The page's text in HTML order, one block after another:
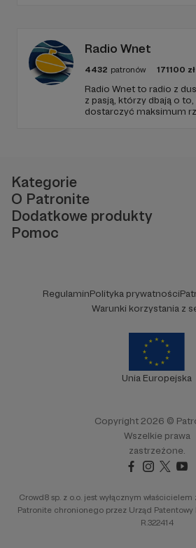
Radio Wnet
4432 patronów 171100 zł
Radio Wnet to radio z
z pasją, którzy dbają o
dostarczyć maksimum
Kategorie
O Patronite
Dodatkowe produkty
Pomoc
RegulaminPolityka prywatności
Warunki korzystania z
Unia Europejska
Copyright 2026 ©
Wszelkie prawa
zastrzeżone.
Crowd8 sp. z o.o. jest wyłącznym
Patronite chronionego przez Urząd
R.322414